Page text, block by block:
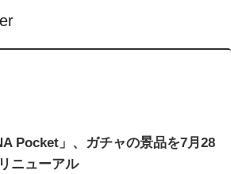
Pocket」、ガチャの景品を7月28
ニューアル